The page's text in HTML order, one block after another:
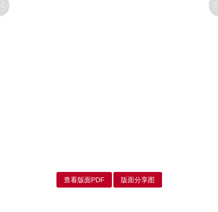
查看版面PDF 版面分享图